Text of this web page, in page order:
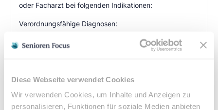
Diese Webseite verwendet Cookies
Wir verwenden Cookies, um Inhalte und Anzeigen zu
personalisieren, Funktionen für soziale Medien anbieten
oder Facharzt bei folgenden Indikationen:
Verordnungsfähige Diagnosen:
Durchblutungsstörungen der Füße
Zuzahlung & Kosten: